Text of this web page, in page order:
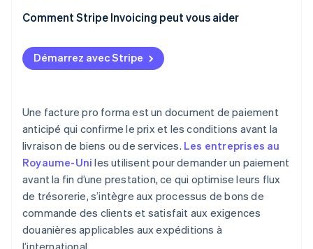
Comment Stripe Invoicing peut vous aider
Démarrez avec Stripe
Une facture pro forma est un document de paiement
anticipé qui confirme le prix et les conditions avant la
livraison de biens ou de services. Les entreprises au
Royaume-Uni les utilisent pour demander un paiement
avant la fin d’une prestation, ce qui optimise leurs flux
de trésorerie, s’intègre aux processus de bons de
commande des clients et satisfait aux exigences
douanières applicables aux expéditions à